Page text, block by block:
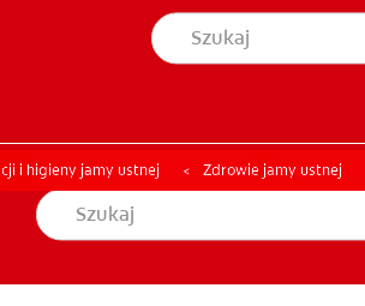
OCEŃ KONDYCJĘ JAMY USTNEJ ZNAJDŹ
i higieny jamy ustnej Zdrowie jamy ustnej